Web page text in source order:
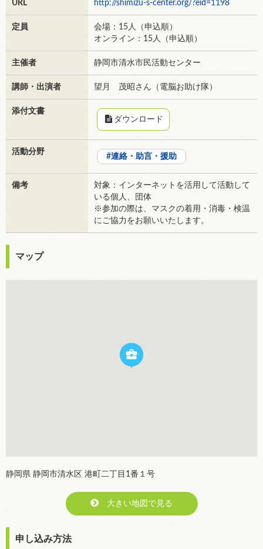
URL http://shimizu-s-center.org/?eid=1198
定員
会場：15人（申込順）
オンライン：15人（申込順）
主催者 静岡市清水市民活動センター
講師・出演者 望月 茂昭さん（電脳お助け隊）
添付文書
ダウンロード
活動分野
連絡・助言・援助
備考
対象：インターネットを活用して活動して
いる個人、団体
※参加の際は、マスクの着用・消毒・検温
にご協力をお願いいたします。
マップ
静岡県 静岡市清水区 港町二丁目1番１号
大きい地図で見る
申し込み方法